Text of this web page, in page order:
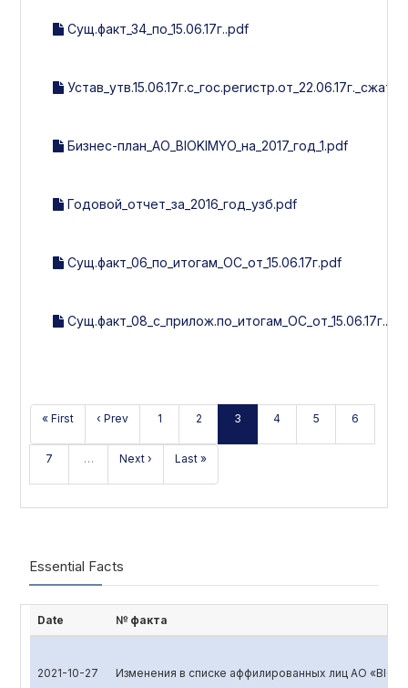
Сущ.факт_34_по_15.06.17г..pdf
Бизнес-план_АО_BIOKIMYO_на_2017_год_1.pdf
Годовой_отчет_за_2016_год_узб.pdf
Сущ.факт_06_по_итогам_ОС_от_15.06.17г.pdf
Сущ.факт_08_с_прилож.по_итогам_ОС_от_15.06.17г..pdf
« First ‹ Prev 1 2 3 4 5 6
7 … Next › Last »
Essential Facts
Date № факта
2021-10-27 Изменения в списке аффилированных лиц АО